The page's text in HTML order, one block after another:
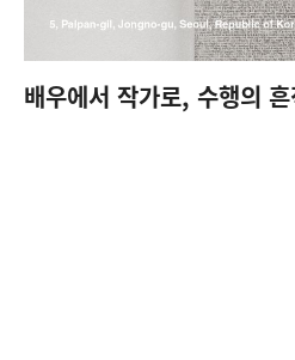
배우에서 작가로, 수행의